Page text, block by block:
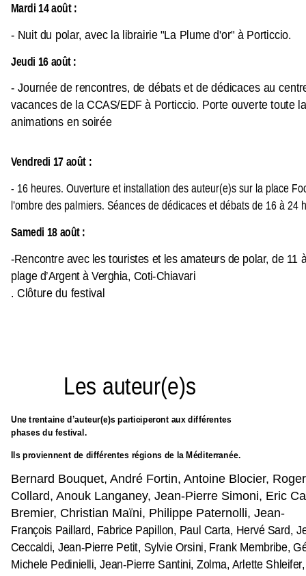
Mardi 14 août :
- Nuit du polar, avec la librairie "La Plume d'or" à Porticcio.
Jeudi 16 août :
- Journée de rencontres, de débats et de dédicaces au
vacances de la CCAS/EDF à Porticcio. Porte ouverte toute
animations en soirée
Vendredi 17 août :
- 16 heures. Ouverture et installation des auteur(e)s sur la place
l’ombre des palmiers. Séances de dédicaces et débats de 16 à 24
Samedi 18 août :
-Rencontre avec les touristes et les amateurs de polar, de 11
plage d’Argent à Verghia, Coti-Chiavari
. Clôture du festival
Les auteur(e)s
Une trentaine d’auteur(e)s participeront aux différentes
phases du festival.
Ils proviennent de différentes régions de la Méditerranée.
Bernard Bouquet, André Fortin, Antoine Blocier,
Collard, Anouk Langaney, Jean-Pierre Simoni, Eric
Bremier, Christian Maïni, Philippe Paternolli, Jean-
François Paillard, Fabrice Papillon, Paul Carta, Hervé Sard,
Ceccaldi, Jean-Pierre Petit, Sylvie Orsini, Frank Membribe,
Michele Pedinielli, Jean-Pierre Santini, Zolma, Arlette